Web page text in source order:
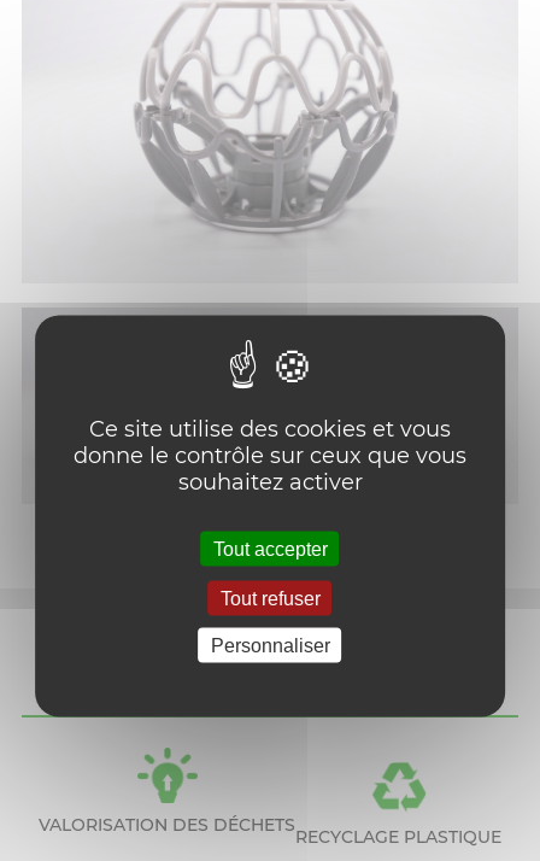
NOS ENGAGEMENTS POUR
LA PLANÈTE
VALORISATION DES DÉCHETS
RECYCLAGE PLASTIQUE
Ce site utilise des cookies et vous
donne le contrôle sur ceux que vous
souhaitez activer
Tout accepter
Tout refuser
Personnaliser